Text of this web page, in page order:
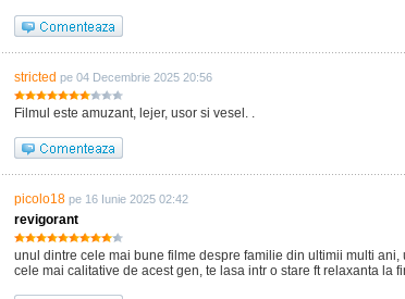
stricted pe 04 Decembrie 2025 20:56
Filmul este amuzant, lejer, usor si vesel. .
picolo18 pe 16 Iunie 2025 02:42
revigorant
unul dintre cele mai bune filme despre familie din ultimii multi ani,
cele mai calitative de acest gen, te lasa intr o stare ft relaxanta la